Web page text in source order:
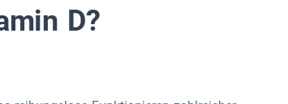
D?